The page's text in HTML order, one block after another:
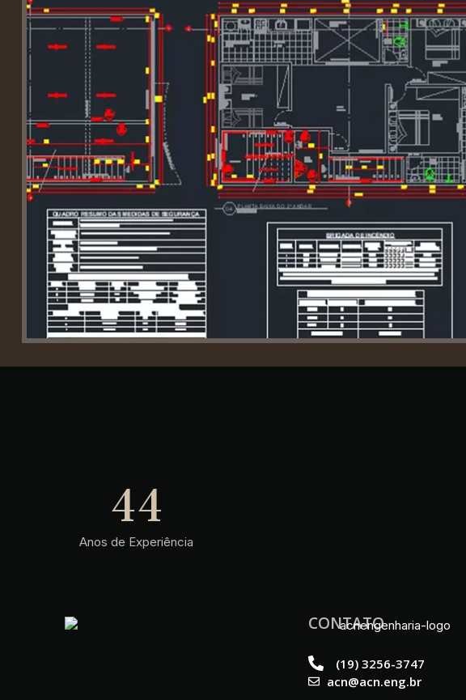
Anos de Experiência
44
CONTATO
(19) 3256-3747
acn@acn.eng.br